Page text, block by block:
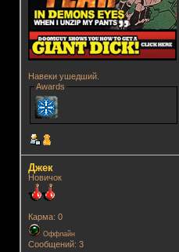
Навеки ушедший.
Awards
Джек
Новичок
Карма: 0
Оффлайн
Сообщений: 3